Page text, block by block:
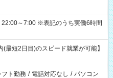
記のうち実働6時間
最短2日目)のスピード就業が可能】
フト勤務 / 電話対応なし / パソコン